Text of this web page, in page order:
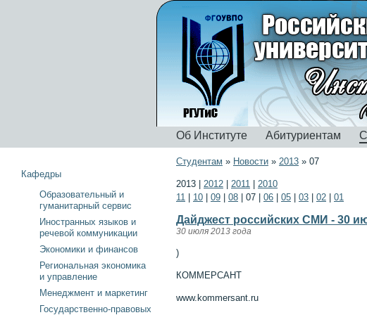
Об Институте Абитуриентам
Студентам » Новости » 2013 » 07
2013 2012 2011
2010
11
10 09 08 07 06 05 03 02 01
Дайджест российских СМИ - 30
30 июля 2013 года
)
КОММЕРСАНТ
www.kommersant.ru
Кафедры
Образовательный и
гуманитарный сервис
Иностранных языков и
речевой коммуникации
Экономики и финансов
Региональная экономика
и управление
Менеджмент и маркетинг
Государственно-правовых